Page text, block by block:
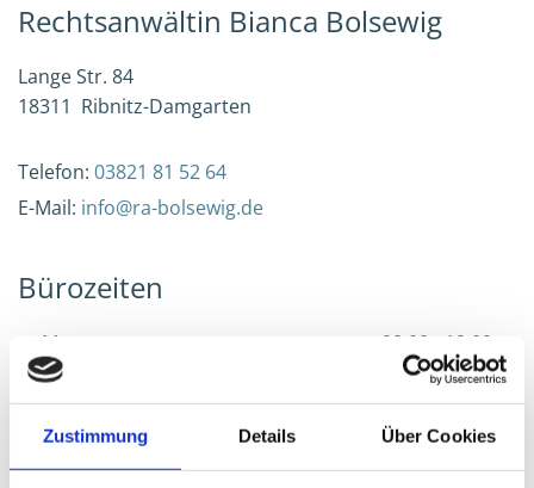
Zustimmung Details Über Cookies
Rechtsanwältin Bianca Bolsewig
Lange Str. 84
18311 Ribnitz-Damgarten
Telefon: 03821 81 52 64
E-Mail: info@ra-bolsewig.de
Bürozeiten
Montag
08:00 - 12:00
14:00 - 17:00
Dienstag
08:00 - 12:00
14:00 - 17:00
Mittwoch
08:00 - 12:00